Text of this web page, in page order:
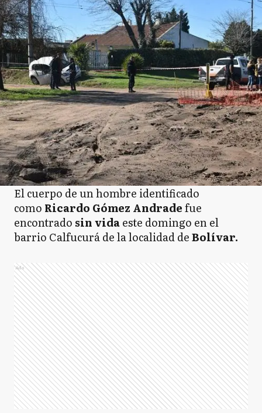
El cuerpo de un hombre identificado
como Ricardo Gómez Andradefue
encontrado sin vidaeste domingo en el
barrio Calfucurá de la localidad deBolívar.
Ads